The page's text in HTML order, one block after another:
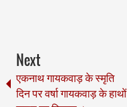
Next
एकनाथ गायकवाड़ के स्मृति
दिन पर वर्षा गायकवाड़ के हाथों